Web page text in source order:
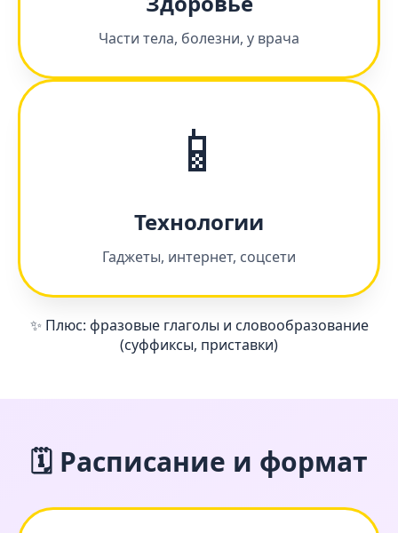
Части тела, болезни, у врача
📱
Технологии
Гаджеты, интернет, соцсети
✨ Плюс: фразовые глаголы и словообразование
(суффиксы, приставки)
🗓 Расписание и формат